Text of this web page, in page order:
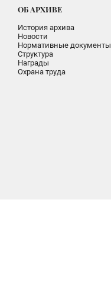
ОБ АРХИВЕ
История архива
Новости
Нормативные документы
Структура
Награды
Охрана труда